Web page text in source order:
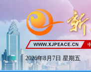
2026年8月7日 星期五